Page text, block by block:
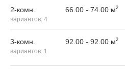
2-комн.
вариантов: 4
66.00 - 74.00 м2
3-комн.
вариантов: 1
92.00 - 92.00 м2